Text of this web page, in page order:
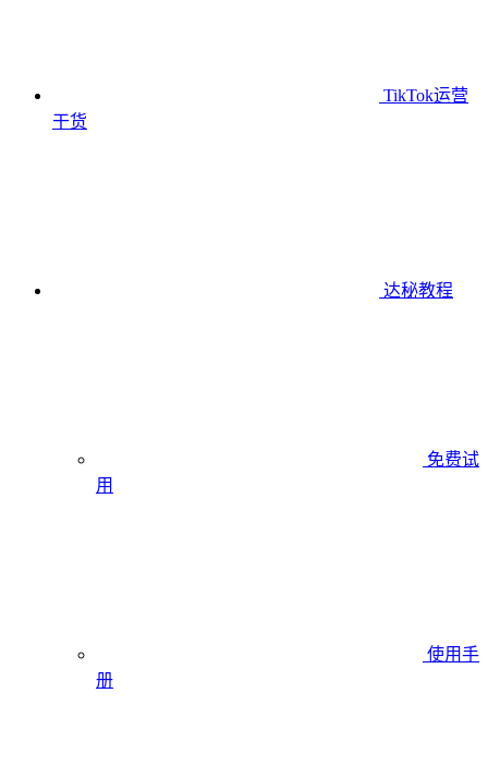
TikTok运营
干货
达秘教程
免费试
用
使用手
册